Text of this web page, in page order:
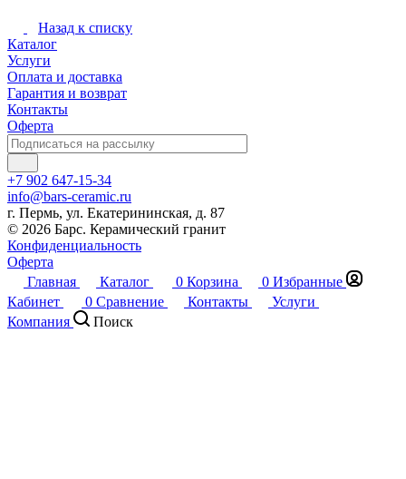
Назад к списку
Каталог
Услуги
Оплата и доставка
Гарантия и возврат
Контакты
Оферта
+7 902 647-15-34
info@bars-ceramic.ru
г. Пермь, ул. Екатерининская, д. 87
© 2026 Барс. Керамический гранит
Конфиденциальность
Оферта
Главная
Каталог 0 Корзина 0 Избранные
Кабинет
0 Сравнение Контакты
Услуги
Компания
Поиск